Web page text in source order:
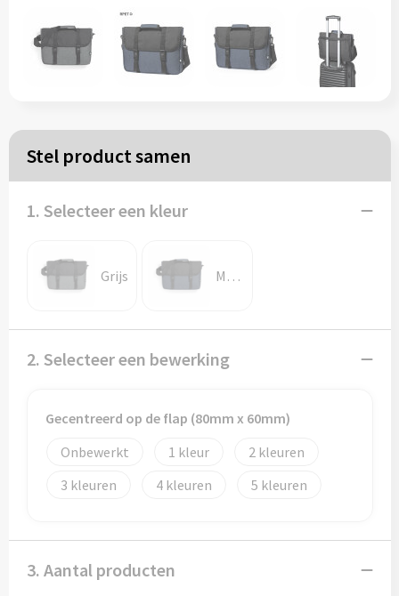
Papieren tassen
Rugzakken
Schoudertassen
Balpennen
Markeerstiften
Geschenksets
Merken
Notaboekjes
Stel product samen
1. Selecteer een kleur
Grijs Marine blauw
2. Selecteer een bewerking
Gecentreerd op de flap (80mm x 60mm)
Onbewerkt
1
2
3
4 5
3. Aantal producten